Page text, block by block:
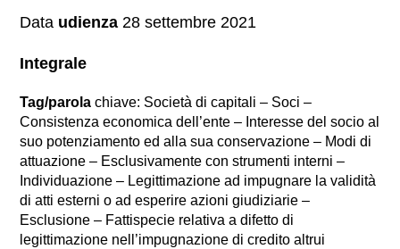
Data udienza 28 settembre 2021
Integrale
Tag/parola chiave: Società di capitali – Soci –
Consistenza economica dell’ente – Interesse del socio al
suo potenziamento ed alla sua conservazione – Modi di
attuazione – Esclusivamente con strumenti interni –
Individuazione – Legittimazione ad impugnare la validità
di atti esterni o ad esperire azioni giudiziarie –
Esclusione – Fattispecie relativa a difetto di
legittimazione nell’impugnazione di credito altrui